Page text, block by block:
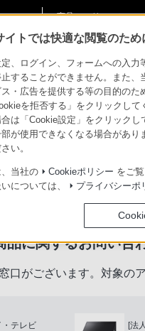
商品・ソリューショ
ン情報
せ
ル／業務用製
品に関するお問い合
口がございます。対象の
・テレビ
[法
イトでは快適な閲覧のた
、ログイン、フォームへの入
することができません。また
・広告を提供する等の目的の
を拒否する」をクリックし
は「Cookie設定」をクリック
が使用できなくなる場合があ
い。
当社の Cookieポリシー をご覧
については、
プライバシーポ